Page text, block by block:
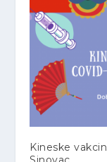
Kineske